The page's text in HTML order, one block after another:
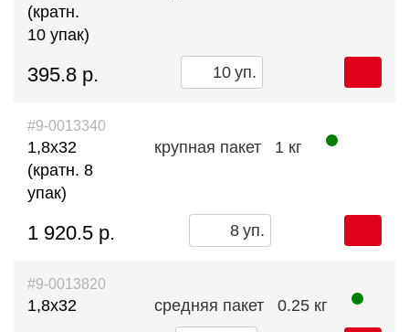
(кратн.
10 упак)
395.8 р. уп.
#9-0013340
1,8х32
(кратн. 8
упак)
крупная пакет 1 кг
1 920.5 р. уп.
#9-0013820
1,8х32 средняя пакет 0.25 кг